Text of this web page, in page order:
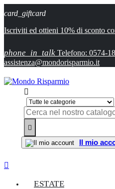
card_giftcard
Iscriviti ed ottieni 10% di sconto
phone_in_talk Telefono: 0574-
assistenza@mondorisparmio.it


Il mio

ESTATE